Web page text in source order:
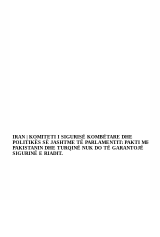
IRAN | KOMITETI I SIGURISË KOMBËTARE DHE
POLITIKËS SË JASHTME TË PARLAMENTIT: PAKTI ME
PAKISTANIN DHE TURQINË NUK DO TË GARANTOJË
SIGURINË E RIADIT.